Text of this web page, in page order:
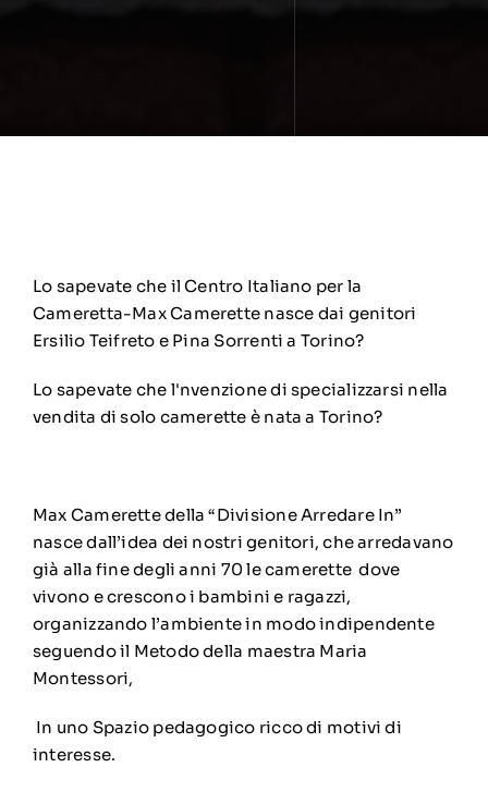
Lo sapevate che il Centro Italiano per la
Cameretta-Max Camerette nasce dai genitori
Ersilio Teifreto e Pina Sorrenti a Torino?
Lo sapevate che l'nvenzione di specializzarsi nella
vendita di solo camerette è nata a Torino?
Max Camerette della “Divisione Arredare In”
nasce dall’idea dei nostri genitori, che arredavano
già alla fine degli anni 70 le camerette dove
vivono e crescono i bambini e ragazzi,
organizzando l’ambiente in modo indipendente
seguendo il Metodo della maestra Maria
Montessori,
In uno Spazio pedagogico ricco di motivi di
interesse.